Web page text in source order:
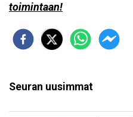
toimintaan!
Seuran uusimmat